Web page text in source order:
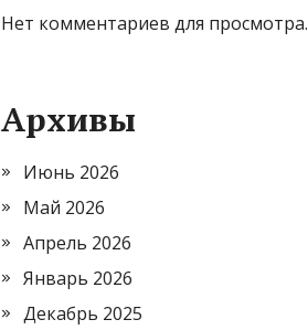
Нет комментариев для просмотра.
Архивы
Июнь 2026
Май 2026
Апрель 2026
Январь 2026
Декабрь 2025